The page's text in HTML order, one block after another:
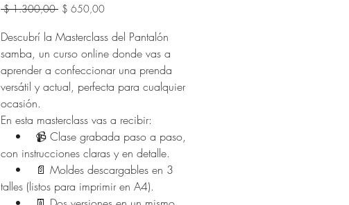
$ 1.300,00 Precio
$ 650,00Precio
oferta
Descubrí la Masterclass del Pantalón
samba, un curso online donde vas a
aprender a confeccionar una prenda
versátil y actual, perfecta para cualquier
ocasión.
En esta masterclass vas a recibir:
• 📹 Clase grabada paso a paso,
con instrucciones claras y en detalle.
• 📄 Moldes descargables en 3
talles (listos para imprimir en A4).